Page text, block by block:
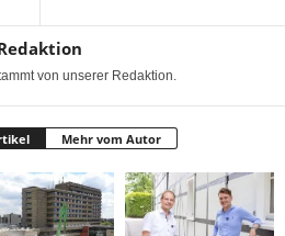
von unserer Redaktion.
Mehr vom Autor